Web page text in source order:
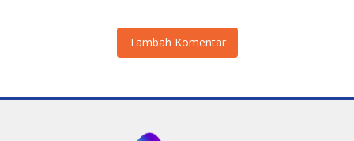
Tambah Komentar